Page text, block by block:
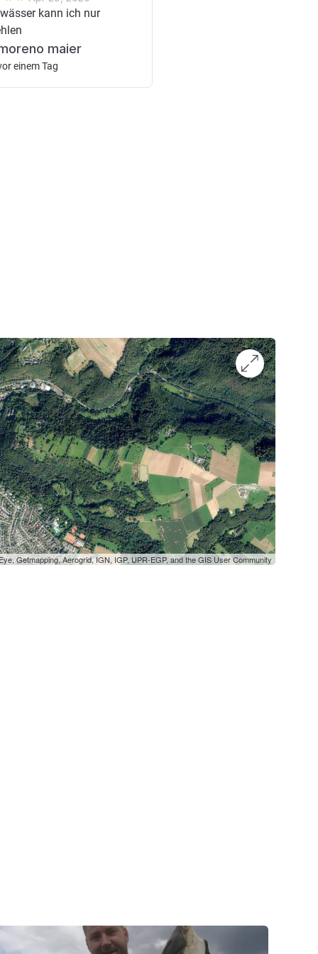
kann ich nur
maier
einem Tag
Getmapping, Aerogrid, IGN, IGP, UPR-EGP, and the GIS User Community